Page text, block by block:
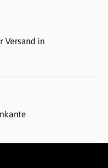
Versand in